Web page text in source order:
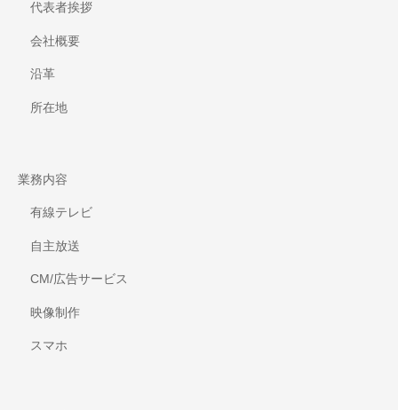
代表者挨拶
会社概要
沿革
所在地
業務内容
有線テレビ
自主放送
CM/広告サービス
映像制作
スマホ